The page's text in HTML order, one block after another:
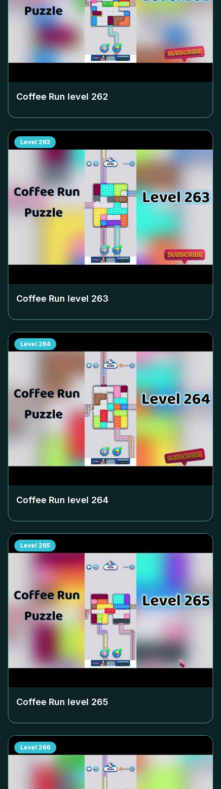
Coffee Run level 262
Level 263
Coffee Run level 263
Level 264
Coffee Run level 264
Level 265
Coffee Run level 265
Level 266